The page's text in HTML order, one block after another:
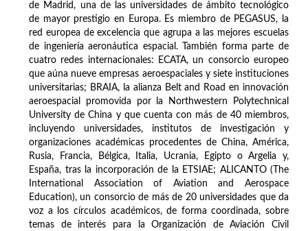
de Madrid, una de las universidades de ámbito tecnológico
de mayor prestigio en Europa. Es miembro de PEGASUS, la
red europea de excelencia que agrupa a las mejores escuelas
de ingeniería aeronáutica espacial. También forma parte de
cuatro redes internacionales: ECATA, un consorcio europeo
que aúna nueve empresas aeroespaciales y siete instituciones
universitarias; BRAIA, la alianza Belt and Road en innovación
aeroespacial promovida por la Northwestern Polytechnical
University de China y que cuenta con más de 40 miembros,
incluyendo universidades, institutos de investigación y
organizaciones académicas procedentes de China, América,
Rusia, Francia, Bélgica, Italia, Ucrania, Egipto o Argelia y,
España, tras la incorporación de la ETSIAE; ALICANTO (The
International Association of Aviation and Aerospace
Education), un consorcio de más de 20 universidades que da
voz a los círculos académicos, de forma coordinada, sobre
temas de interés para la Organización de Aviación Civil